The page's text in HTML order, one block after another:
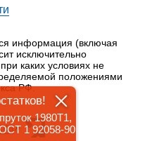
информация (включая
исключительно
каких условиях не
положениями
РФ.
»
1980Т1,
1 92058-90